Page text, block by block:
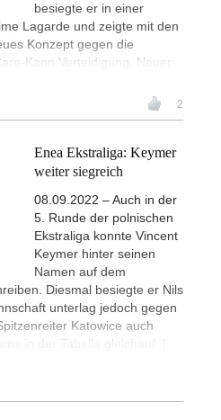
besiegte er in einer
Lagarde und zeigte mit den
Konzept gegen die
Kann Verteidigung. Neuer
2
Enea Ekstraliga: Keymer
weiter siegreich
08.09.2022 – Auch in der
5. Runde der polnischen
Ekstraliga konnte Vincent
Keymer hinter seinen
Namen auf dem
Diesmal besiegte er Nils
unterlag jedoch gegen
Katowice auch
in der Tabelle gleichauf. |